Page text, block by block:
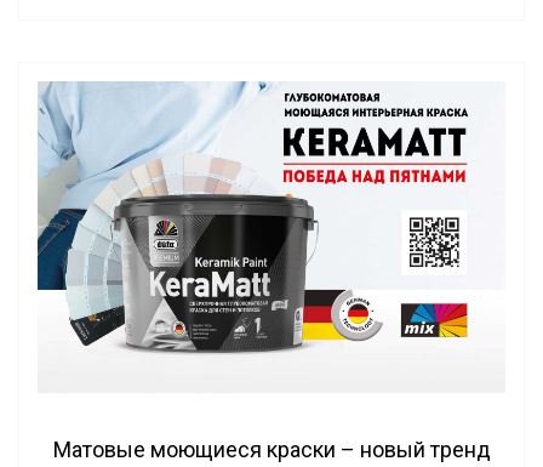
Матовые моющиеся краски – новый тренд